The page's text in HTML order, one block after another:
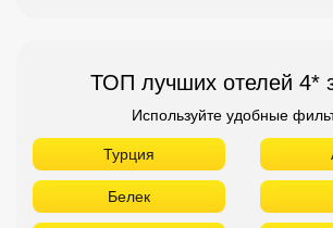
ТОП лучших отелей 4*
Используйте удобные
Турция
Белек